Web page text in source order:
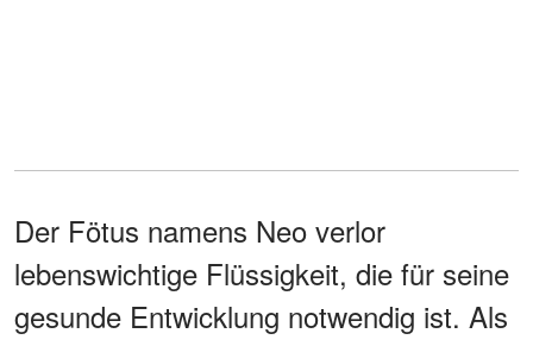
Der Fötus namens Neo verlor
lebenswichtige Flüssigkeit, die für seine
gesunde Entwicklung notwendig ist. Als